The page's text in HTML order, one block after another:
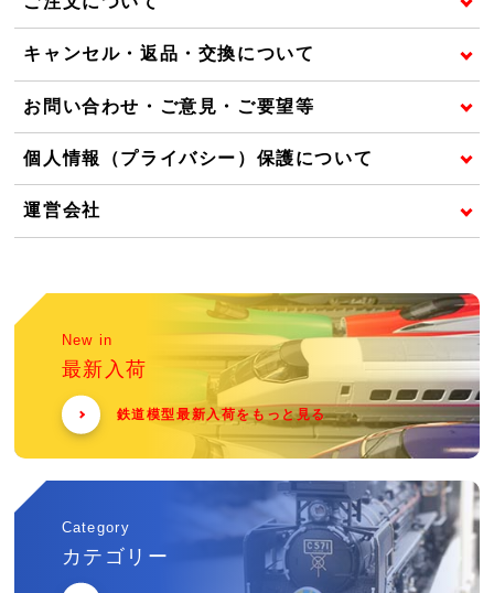
キャンセル・返品・交換について
お問い合わせ・ご意見・ご要望等
個人情報（プライバシー）保護について
運営会社
New in
最新入荷
鉄道模型最新入荷をもっと見る
Category
カテゴリー